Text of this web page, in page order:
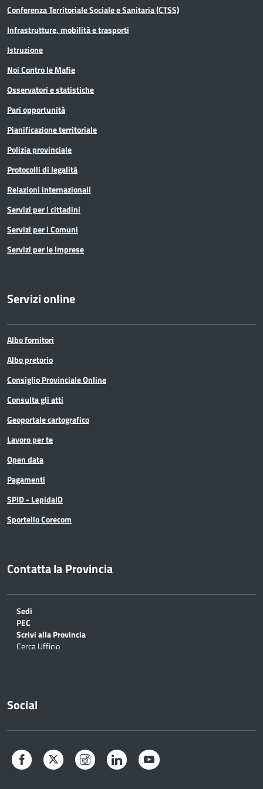
Conferenza Territoriale Sociale e Sanitaria (CTSS)
Infrastrutture, mobilità e trasporti
Istruzione
Noi Contro le Mafie
Osservatori e statistiche
Pari opportunità
Pianificazione territoriale
Polizia provinciale
Protocolli di legalità
Relazioni internazionali
Servizi per i cittadini
Servizi per i Comuni
Servizi per le imprese
Servizi online
Albo fornitori
Albo pretorio
Consiglio Provinciale Online
Consulta gli atti
Geoportale cartografico
Lavoro per te
Open data
Pagamenti
SPID - LepidaID
Sportello Corecom
Contatta la Provincia
Sedi
PEC
Scrivi alla Provincia
Cerca Ufficio
Social
Facebook Twitter Instagram LinkedIn